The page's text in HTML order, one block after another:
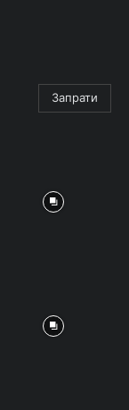
Запрати